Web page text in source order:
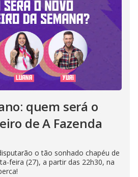
quem será o
de A Fazenda
o tão sonhado chapéu de
feira (27), a partir das 22h30, na